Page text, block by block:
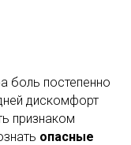
боль постепенно
дискомфорт
признаком
опасные